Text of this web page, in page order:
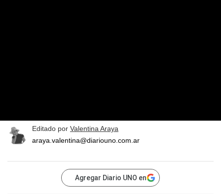
Editado por Valentina Araya
araya.valentina@diariouno.com.ar
Agregar Diario UNO en